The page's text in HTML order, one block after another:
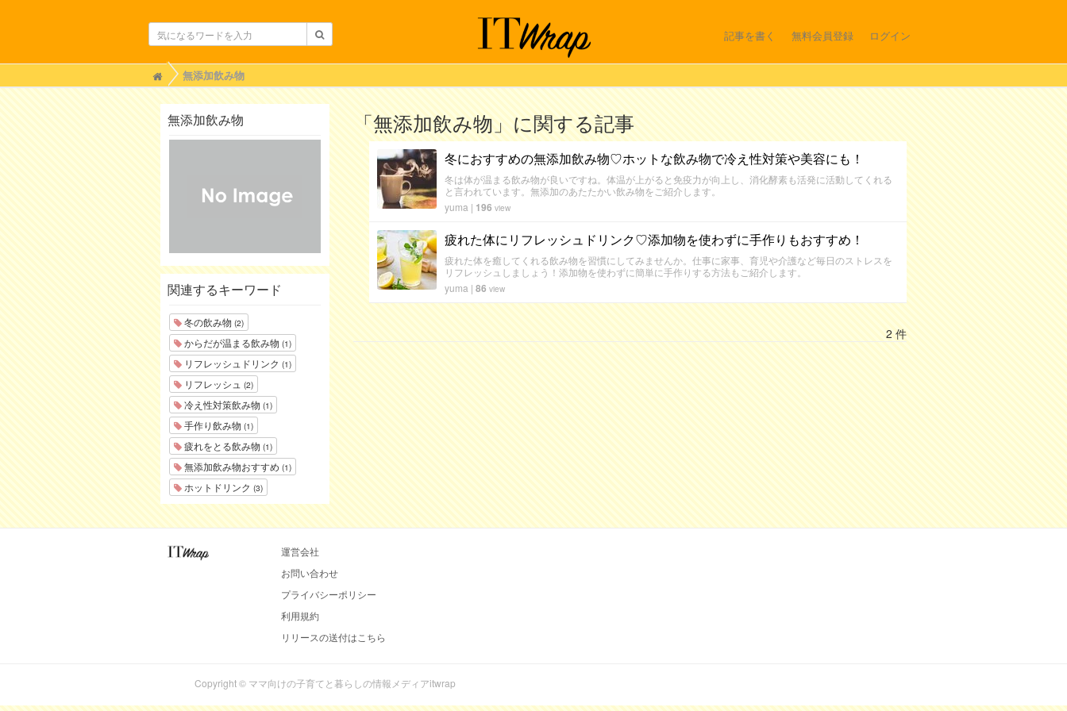
記事を書く 無料会員登録 ログイン
H
o
m
無添加飲み物
無添加飲み物
関連するキーワード
冬の飲み物 (2)
からだが温まる飲み物 (1)
リフレッシュドリンク (1)
リフレッシュ (2)
冷え性対策飲み物 (1)
手作り飲み物 (1)
疲れをとる飲み物 (1)
無添加飲み物おすすめ (1)
ホットドリンク (3)
「無添加飲み物」に関する記事
冬におすすめの無添加飲み物♡ホットな飲み物で冷え性対策や美容にも！
冬は体が温まる飲み物が良いですね。体温が上がると免疫力が向上し、消化酵素も活発に活動してくれる
と言われています。無添加のあたたかい飲み物をご紹介します。
yuma | 196 view
疲れた体にリフレッシュドリンク♡添加物を使わずに手作りもおすすめ！
疲れた体を癒してくれる飲み物を習慣にしてみませんか。仕事に家事、育児や介護など毎日のストレスを
リフレッシュしましょう！添加物を使わずに簡単に手作りする方法もご紹介します。
yuma | 86 view
2 件
運営会社
お問い合わせ
プライバシーポリシー
利用規約
リリースの送付はこちら
Copyright © ママ向けの子育てと暮らしの情報メディアitwrap